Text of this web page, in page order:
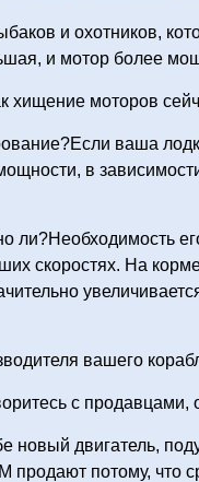
и охотников,
и мотор более
хищение моторов
ваша
в
ли?Необходимость
скоростях. На
вашего
с продавцами,
новый двигатель,
продают потому, что